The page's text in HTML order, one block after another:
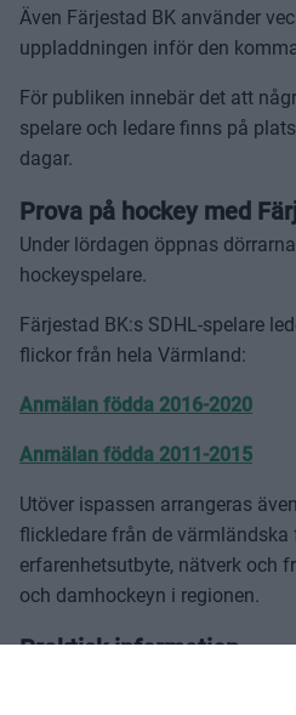
Även Färjestad BK använder
uppladdningen inför den
För publiken innebär det att
spelare och ledare finns på
dagar.
Prova på hockey med
Under lördagen öppnas
hockeyspelare.
Färjestad BK:s SDHL-spelare
flickor från hela Värmland:
Anmälan födda 2016-2020
Anmälan födda 2011-2015
Utöver ispassen arrangeras
flickledare från de
erfarenhetsutbyte, nätverk och
och damhockeyn i regionen.
Praktisk information